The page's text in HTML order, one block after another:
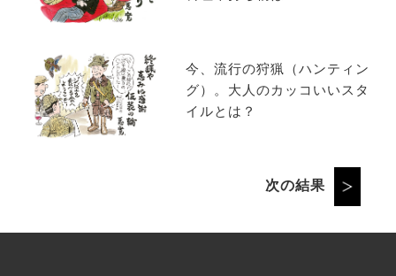
今、流行の狩猟（ハンティン
グ）。大人のカッコいいスタ
イルとは？
次の結果